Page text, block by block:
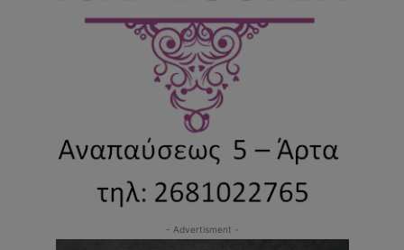
- Advertisment -